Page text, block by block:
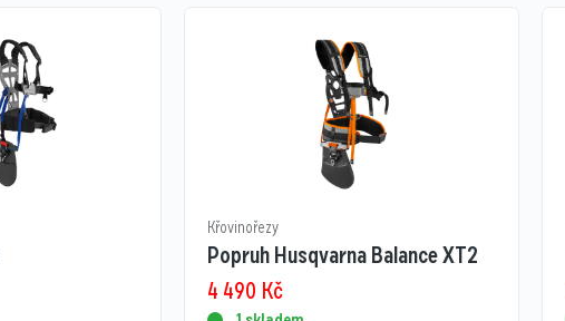
Křovinořezy
Popruh Husqvarna Balance XT2
4 490 Kč